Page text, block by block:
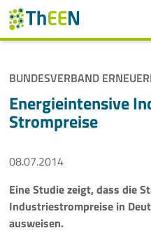
ThEEN
Services
Mitglieder
Aktivitäten
BUNDESVERBAND
Energieintensive
Strompreise
08.07.2014
Eine Studie zeigt, dass die
Industriestrompreise in
ausweisen.